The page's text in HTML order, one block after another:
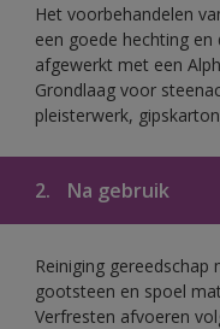
Het voorbehandelen
een goede hechting
afgewerkt met een
Grondlaag voor
pleisterwerk,
2. Na gebruik
Reiniging
gootsteen en spoel
Verfresten afvoeren